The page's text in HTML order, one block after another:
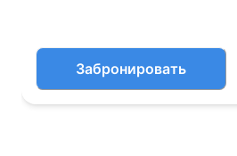
Забронировать